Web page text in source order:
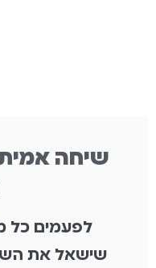
שיחה
לפעמים כל
שישאל את